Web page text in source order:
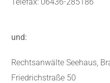
und:
Rechtsanwälte Seehaus,
Friedrichstraße 50